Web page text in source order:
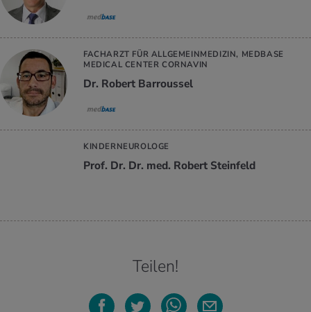
FACHARZT FÜR ALLGEMEINMEDIZIN, MEDBASE
MEDICAL CENTER CORNAVIN
Dr. Robert Barroussel
KINDERNEUROLOGE
Prof. Dr. Dr. med. Robert Steinfeld
Teilen!